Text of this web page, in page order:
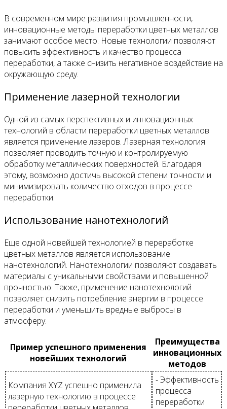
В современном мире развития промышленности,
инновационные методы переработки цветных металлов
занимают особое место. Новые технологии позволяют
повысить эффективность и качество процесса
переработки, а также снизить негативное воздействие на
окружающую среду.
Применение лазерной технологии
Одной из самых перспективных и инновационных
технологий в области переработки цветных металлов
является применение лазеров. Лазерная технология
позволяет проводить точную и контролируемую
обработку металлических поверхностей. Благодаря
этому, возможно достичь высокой степени точности и
минимизировать количество отходов в процессе
переработки.
Использование нанотехнологий
Еще одной новейшей технологией в переработке
цветных металлов является использование
нанотехнологий. Нанотехнологии позволяют создавать
материалы с уникальными свойствами и повышенной
прочностью. Также, применение нанотехнологий
позволяет снизить потребление энергии в процессе
переработки и уменьшить вредные выбросы в
атмосферу.
Пример успешного применения
новейших технологий
Преимущества
инновационных
методов
Компания XYZ успешно применила
лазерную технологию в процессе
- Эффективность
процесса
переработки